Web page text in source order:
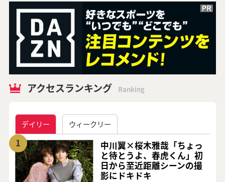
アクセスランキング Ranking
デイリー ウィークリー
1
中川翼×桜木雅哉「ちょっ
と待とうよ、春虎くん」初
日から至近距離シーンの撮
影にドキドキ